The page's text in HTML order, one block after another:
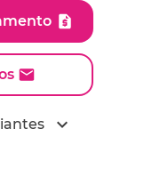
expand_more